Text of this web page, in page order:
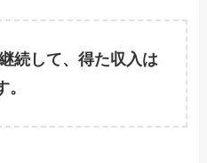
続して、得た収入は
。